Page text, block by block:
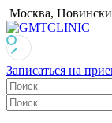
Москва,
Записаться на